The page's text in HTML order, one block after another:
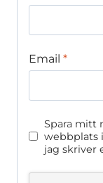
Email *
Spara mitt
webbplats
jag skriver